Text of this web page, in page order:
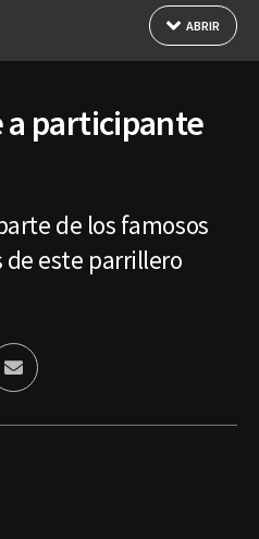
ABRIR
a participante
de los famosos
este parrillero
Enviar
por